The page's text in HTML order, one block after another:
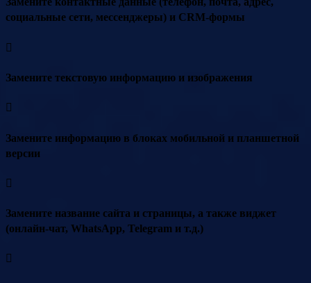
социальные сети, мессенджеры) и CRM-формы
Замените текстовую информацию и изображения
Замените информацию в блоках мобильной и планшетной
версии
Замените название сайта и страницы, а также виджет
(онлайн-чат, WhatsApp, Telegram и т.д.)